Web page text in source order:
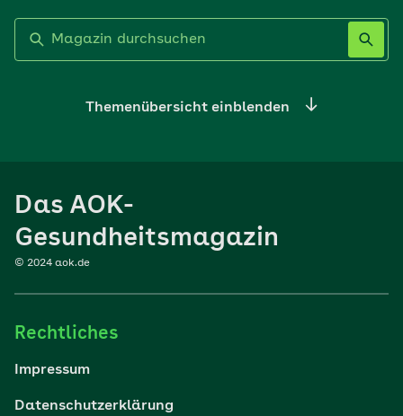
Themenübersicht einblenden
Sport
Reisen
Wohlbefinden
Das AOK-
Gesundheitsmagazin
© 2024 aok.de
Rechtliches
Impressum
Datenschutzerklärung